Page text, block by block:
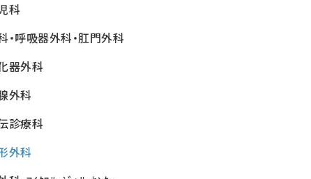
科
・呼吸器外科・肛門外科
器外科
外科
診療科
外科